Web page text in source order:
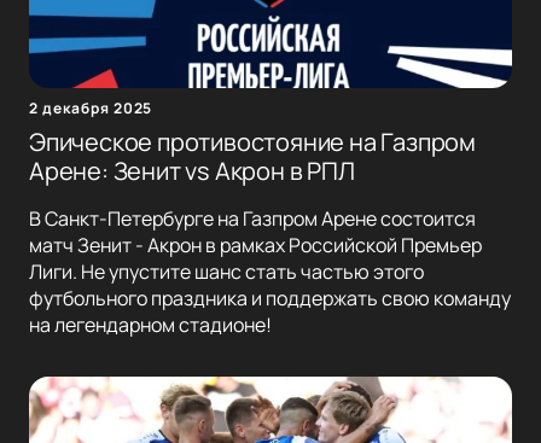
2 декабря 2025
Эпическое противостояние на Газпром
Арене: Зенит vs Акрон в РПЛ
В Санкт-Петербурге на Газпром Арене состоится
матч Зенит - Акрон в рамках Российской Премьер
Лиги. Не упустите шанс стать частью этого
футбольного праздника и поддержать свою команду
на легендарном стадионе!